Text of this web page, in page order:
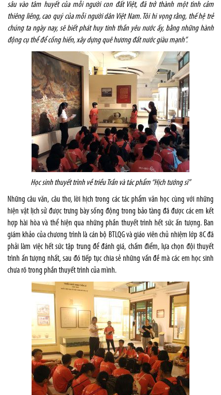
sâu vào tâm huyết của mỗi người con đất Việt, đã trở thành một tình cảm
thiêng liêng, cao quý của mỗi người dân Việt Nam. Tôi hi vọng rằng, thế hệ trẻ
chúng ta ngày nay, sẽ biết phát huy tinh thần yêu nước ấy, bằng những hành
động cụ thể để cống hiến, xây dựng quê hương đất nước giàu mạnh”.
Học sinh thuyết trình về triều Trần và tác phẩm “Hịch tướng sĩ”
Những câu văn, câu thơ, lời hịch trong các tác phẩm văn học cùng với những
hiện vật lịch sử được trưng bày sống động trong bảo tàng đã được các em kết
hợp hài hòa và thể hiện qua những phần thuyết trình hết sức ấn tượng. Ban
giám khảo của chương trình là cán bộ BTLQG và giáo viên chủ nhiệm lớp 8C đã
phải làm việc hết sức tập trung để đánh giá, chấm điểm, lựa chọn đội thuyết
trình ấn tượng nhất, sau đó tiếp tục chia sẻ những vấn đề mà các em học sinh
chưa rõ trong phần thuyết trình của mình.